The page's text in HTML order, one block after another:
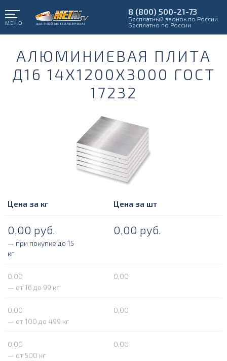
МЕНЮ
8 (800) 500-21-73
Бесплатный звонок по России
Бесплатно по России
АЛЮМИНИЕВАЯ ПЛИТА
Д16 14Х1200Х3000 ГОСТ
17232
Цена за кг Цена за шт
0,00 руб. 0,00 руб.
— при покупке до 15
кг
0,00
0,00
— от 16 до 99 кг
0,00
0,00
— от 100 до 499 кг
0,00
0,00
— от 500 кг